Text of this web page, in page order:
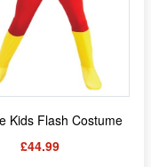
Kids Flash Costume
£44.99